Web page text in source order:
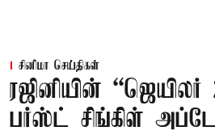
சினிமா செய்திகள்
ரஜினியின்
பர்ஸ்ட் சிங்கிள்